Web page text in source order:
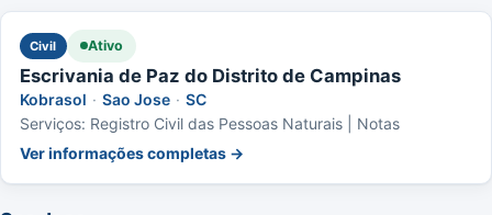
Civil Ativo
Escrivania de Paz do Distrito de Campinas
Kobrasol · Sao Jose · SC
Serviços: Registro Civil das Pessoas Naturais | Notas
Ver informações completas →